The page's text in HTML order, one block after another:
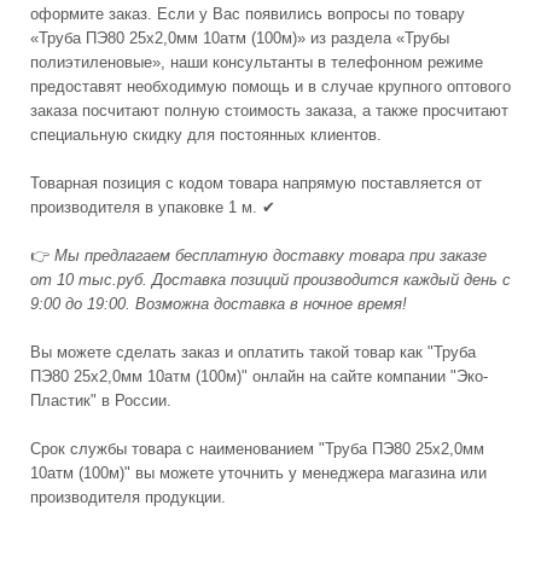
оформите заказ. Если у Вас появились вопросы по товару
«Труба ПЭ80 25х2,0мм 10атм (100м)» из раздела «Трубы
полиэтиленовые», наши консультанты в телефонном режиме
предоставят необходимую помощь и в случае крупного оптового
заказа посчитают полную стоимость заказа, а также просчитают
специальную скидку для постоянных клиентов.
Товарная позиция с кодом товара напрямую поставляется от
производителя в упаковке 1 м. ✔
👉 Мы предлагаем бесплатную доставку товара при заказе
от 10 тыс.руб. Доставка позиций производится каждый день с
9:00 до 19:00. Возможна доставка в ночное время!
Вы можете сделать заказ и оплатить такой товар как "Труба
ПЭ80 25х2,0мм 10атм (100м)" онлайн на сайте компании "Эко-
Пластик" в России.
Срок службы товара с наименованием "Труба ПЭ80 25х2,0мм
10атм (100м)" вы можете уточнить у менеджера магазина или
производителя продукции.